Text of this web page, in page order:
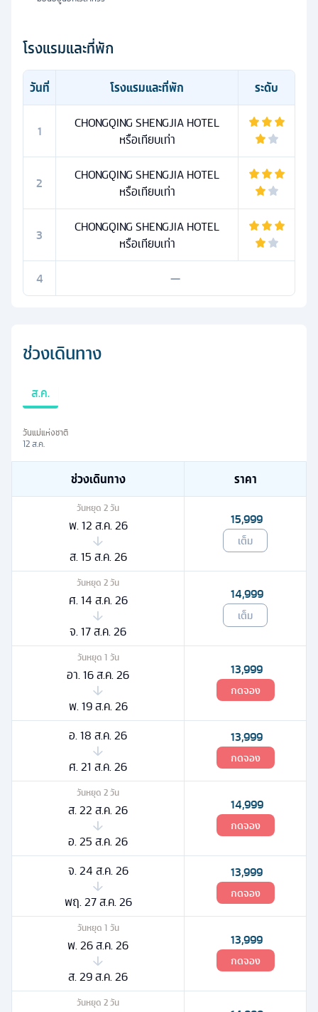
โรงแรมและที่พัก
วันที่ โรงแรมและที่พัก ระดับ
1
CHONGQING SHENGJIA HOTEL
หรือเทียบเท่า
2
CHONGQING SHENGJIA HOTEL
หรือเทียบเท่า
3
CHONGQING SHENGJIA HOTEL
หรือเทียบเท่า
4
—
ช่วงเดินทาง
ส.ค.
วันแม่แห่งชาติ
12 ส.ค.
ช่วงเดินทาง ราคา
วันหยุด 2วัน
พ. 12 ส.ค. 26
ส. 15 ส.ค. 26
15,999
เต็ม
วันหยุด 2วัน
ศ. 14 ส.ค. 26
จ. 17 ส.ค. 26
14,999
เต็ม
วันหยุด 1 วัน
อา. 16 ส.ค. 26
พ. 19 ส.ค. 26
13,999
กดจอง
อ. 18 ส.ค. 26
ศ. 21 ส.ค. 26
13,999
กดจอง
วันหยุด 2วัน
ส. 22 ส.ค. 26
อ. 25 ส.ค. 26
14,999
กดจอง
จ. 24 ส.ค. 26
พฤ. 27 ส.ค. 26
13,999
กดจอง
วันหยุด 1 วัน
พ. 26 ส.ค. 26
ส. 29 ส.ค. 26
13,999
กดจอง
วันหยุด 2วัน